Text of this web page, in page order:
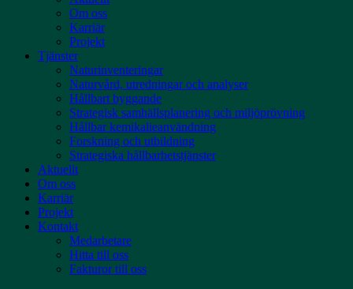
Om oss
Karriär
Projekt
Tjänster
Naturinventeringar
Naturvård, utredningar och analyser
Hållbart byggande
Strategisk samhällsplanering och miljöprövning
Hållbar kemikalieanvändning
Forskning och utbildning
Strategiska hållbarhetstjänster
Aktuellt
Om oss
Karriär
Projekt
Kontakt
Medarbetare
Hitta till oss
Fakturor till oss